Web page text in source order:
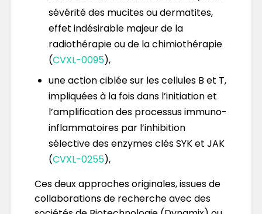
sévérité des mucites ou dermatites,
effet indésirable majeur de la
radiothérapie ou de la chimiothérapie
(CVXL-0095),
une action ciblée sur les cellules B et T,
impliquées à la fois dans l’initiation et
l’amplification des processus immuno-
inflammatoires par l’inhibition
sélective des enzymes clés SYK et JAK
(CVXL-0255),
Ces deux approches originales, issues de
collaborations de recherche avec des